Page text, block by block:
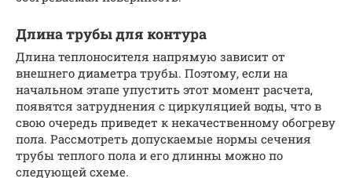
Длина трубы для контура
Длина теплоносителя напрямую зависит от
внешнего диаметра трубы. Поэтому, если на
начальном этапе упустить этот момент расчета,
появятся затруднения с циркуляцией воды, что в
свою очередь приведет к некачественному обогреву
пола. Рассмотреть допускаемые нормы сечения
трубы теплого пола и его длинны можно по
следующей схеме.